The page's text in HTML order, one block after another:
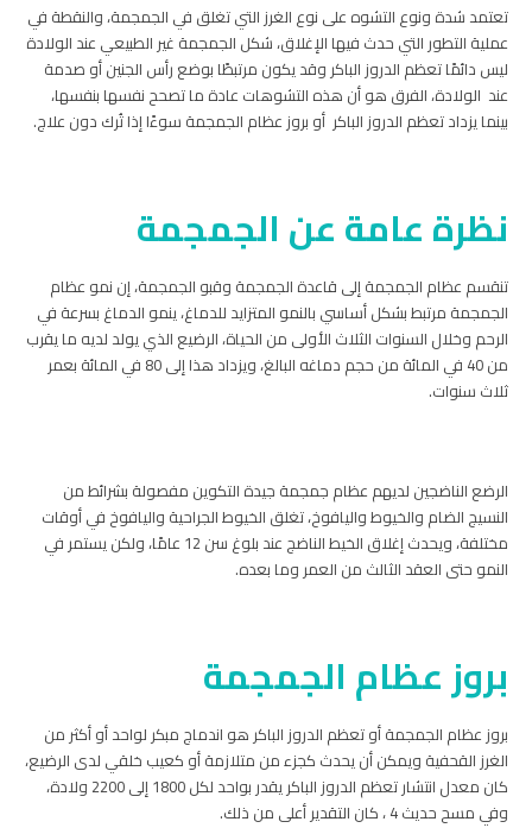
تعتمد شدة ونوع التشوه على نوع الغرز التي تغلق في الجمجمة، والنقطة في
عملية التطور التي حدث فيها الإغلاق، شكل الجمجمة غير الطبيعي عند الولادة
ليس دائمًا تعظم الدروز الباكر وقد يكون مرتبطًا بوضع رأس الجنين أو صدمة
عند الولادة، الفرق هو أن هذه التشوهات عادة ما تصحح نفسها بنفسها،
بينما يزداد تعظم الدروز الباكر أو بروز عظام الجمجمة سوءًا إذا تُرك دون علاج.
نظرة عامة عن الجمجمة
تنقسم عظام الجمجمة إلى قاعدة الجمجمة وقبو الجمجمة، إن نمو عظام
الجمجمة مرتبط بشكل أساسي بالنمو المتزايد للدماغ، ينمو الدماغ بسرعة في
الرحم وخلال السنوات الثلاث الأولى من الحياة، الرضيع الذي يولد لديه ما يقرب
من 40 في المائة من حجم دماغه البالغ، ويزداد هذا إلى 80 في المائة بعمر
ثلاث سنوات.
الرضع الناضجين لديهم عظام جمجمة جيدة التكوين مفصولة بشرائط من
النسيج الضام والخيوط واليافوخ، تغلق الخيوط الجراحية واليافوخ في أوقات
مختلفة، ويحدث إغلاق الخيط الناضج عند بلوغ سن 12 عامًا، ولكن يستمر في
النمو حتى العقد الثالث من العمر وما بعده.
بروز عظام الجمجمة
بروز عظام الجمجمة أو تعظم الدروز الباكر هو اندماج مبكر لواحد أو أكثر من
الغرز القحفية ويمكن أن يحدث كجزء من متلازمة أو كعيب خلقي لدى الرضيع،
كان معدل انتشار تعظم الدروز الباكر يقدر بواحد لكل 1800 إلى 2200 ولادة،
وفي مسح حديث 4 ، كان التقدير أعلى من ذلك.